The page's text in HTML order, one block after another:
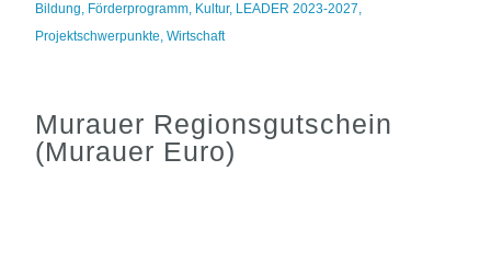
Bildung, Förderprogramm, Kultur, LEADER 2023-2027,
Projektschwerpunkte,Wirtschaft
Murauer Regionsgutschein
(Murauer Euro)